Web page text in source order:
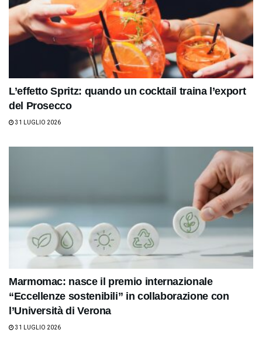
L’effetto Spritz: quando un cocktail traina l’export
del Prosecco
31 LUGLIO 2026
Marmomac: nasce il premio internazionale
“Eccellenze sostenibili” in collaborazione con
l’Università di Verona
31 LUGLIO 2026